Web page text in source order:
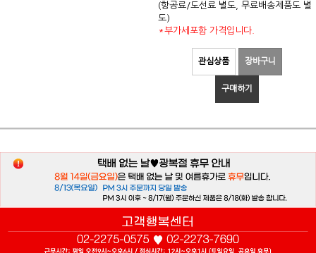
(항공료/도선료 별도, 무료배송제품도 별
도)
*부가세포함 가격입니다.
관심상품 장바구니
구매하기